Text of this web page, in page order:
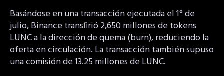
Basándose en una transacción ejecutada el 1° de
julio, Binance transfirió 2,650 millones de tokens
LUNC a la dirección de quema (burn), reduciendo la
oferta en circulación. La transacción también supuso
una comisión de 13.25 millones de LUNC.